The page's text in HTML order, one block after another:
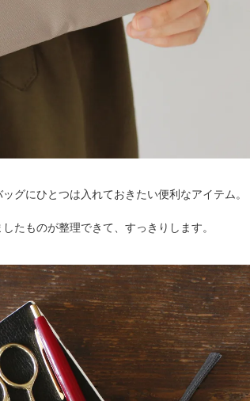
グにひとつは入れておきたい便利なアイテム。
たものが整理できて、すっきりします。